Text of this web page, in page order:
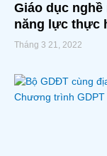
Giáo dục
năng lực thực
Tháng 3 21, 2022